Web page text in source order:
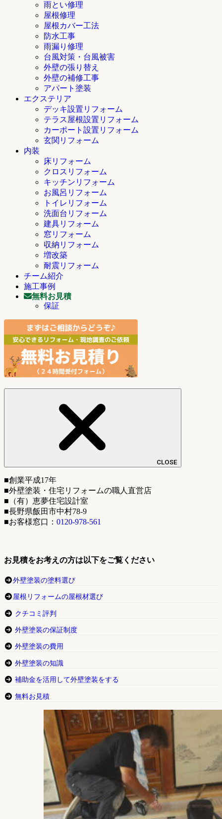
雨とい修理
屋根修理
屋根カバー工法
防水工事
雨漏り修理
台風対策・台風被害
外壁の張り替え
外壁の補修工事
アパート塗装
エクステリア
デッキ設置リフォーム
テラス屋根設置リフォーム
カーポート設置リフォーム
玄関リフォーム
内装
床リフォーム
クロスリフォーム
キッチンリフォーム
お風呂リフォーム
トイレリフォーム
洗面台リフォーム
建具リフォーム
窓リフォーム
収納リフォーム
増改築
耐震リフォーム
チーム紹介
施工事例
無料お見積
保証
CLOSE
■創業平成17年
■外壁塗装・住宅リフォームの職人直営店
■（有）恵夢住宅設計室
■長野県飯田市中村78-9
■お客様窓口： 0120-978-561
お見積をお考えの方は以下をご覧ください
外壁塗装の塗料選び
屋根リフォームの屋根材選び
クチコミ評判
外壁塗装の保証制度
外壁塗装の費用
外壁塗装の知識
補助金を活用して外壁塗装をする
無料お見積